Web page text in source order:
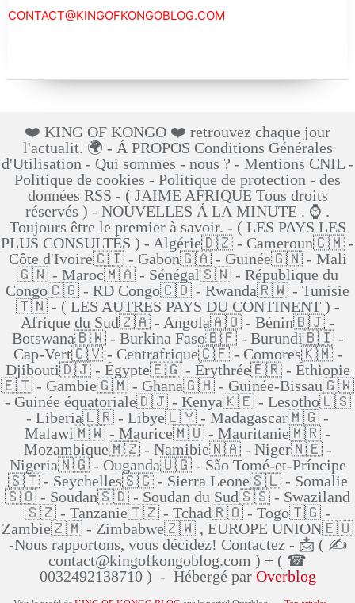
CONTACT@KINGOFKONGOBLOG.COM
❤️ KING OF KONGO ❤️ retrouvez chaque jour
l'actualit. 🌍 - Á PROPOS Conditions Générales
d'Utilisation - Qui sommes - nous ? - Mentions CNIL -
Politique de cookies - Politique de protection - des
données RSS - ( JAIME AFRIQUE Tous droits
réservés ) - NOUVELLES Á LA MINUTE . ⌚ .
Toujours être le premier à savoir. - ( LES PAYS LES
PLUS CONSULTÉS ) - Algérie🇩🇿 - Cameroun🇨🇲 -
Côte d'Ivoire🇨🇮 - Gabon🇬🇦 - Guinée🇬🇳 - Mali
🇬🇳 - Maroc🇲🇦 - Sénégal🇸🇳 - République du
Congo🇨🇬 - RD Congo🇨🇩 - Rwanda🇷🇼 - Tunisie
🇹🇳 - ( LES AUTRES PAYS DU CONTINENT ) -
Afrique du Sud🇿🇦 - Angola🇦🇴 - Bénin🇧🇯 -
Botswana🇧🇼 - Burkina Faso🇧🇫 - Burundi🇧🇮 -
Cap-Vert🇨🇻 - Centrafrique🇨🇫 - Comores🇰🇲 -
Djibouti🇩🇯 - Égypte🇪🇬 - Érythrée🇪🇷 - Éthiopie
🇪🇹 - Gambie🇬🇲 - Ghana🇬🇭 - Guinée-Bissau🇬🇼
- Guinée équatoriale🇩🇯 - Kenya🇰🇪 - Lesotho🇱🇸
- Liberia🇱🇷 - Libye🇱🇾 - Madagascar🇲🇬 -
Malawi🇲🇼 - Maurice🇲🇺 - Mauritanie🇲🇷 -
Mozambique🇲🇿 - Namibie🇳🇦 - Niger🇳🇪 -
Nigeria🇳🇬 - Ouganda🇺🇬 - São Tomé-et-Príncipe
🇸🇹 - Seychelles🇸🇨 - Sierra Leone🇸🇱 - Somalie
🇸🇴 - Soudan🇸🇩 - Soudan du Sud🇸🇸 - Swaziland
🇸🇿 - Tanzanie🇹🇿 - Tchad🇷🇴 - Togo🇹🇬 -
Zambie🇿🇲 - Zimbabwe🇿🇼 , EUROPE UNION🇪🇺
-Nous rapportons, vous décidez! Contactez - 📩 ( ✍
contact@kingofkongoblog.com ) + ( ☎
0032492138710 ) - Hébergé par Overblog